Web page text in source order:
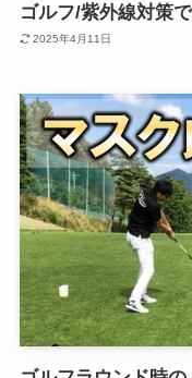
ゴルフ/紫外線対策
2025年4月11日